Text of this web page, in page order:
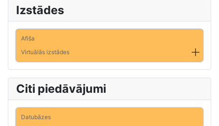
Izstādes
Afiša
Virtuālās izstādes
Citi piedāvājumi
Datubāzes